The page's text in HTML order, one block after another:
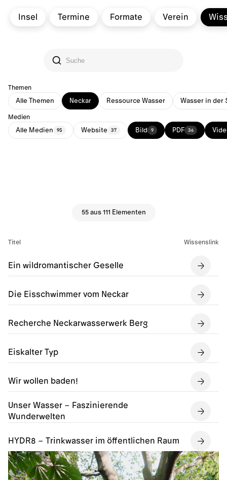
Insel Termine Formate Verein
Themen
Alle Themen Neckar Ressource Wasser Wasser in der
Medien
Alle Medien 95 Website 37 Bild 9 PDF 36
55 aus 111 Elementen
Titel Wissenslink
Ein wildromantischer Geselle
Die Eisschwimmer vom Neckar
Recherche Neckarwasserwerk Berg
Eiskalter Typ
Wir wollen baden!
Unser Wasser – Faszinierende
Wunderwelten
HYDR8 – Trinkwasser im öffentlichen Raum